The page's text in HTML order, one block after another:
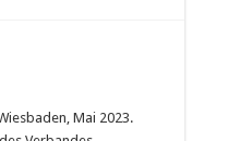
Mai 2023.